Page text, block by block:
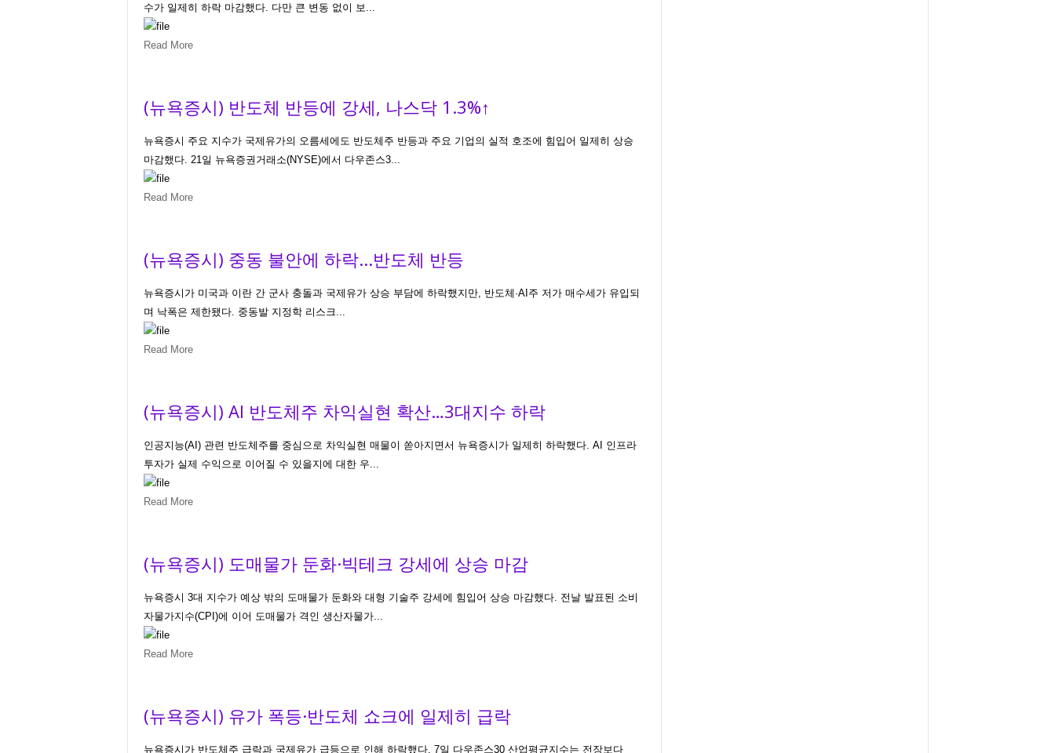
수가 일제히 하락 마감했다. 다만 큰 변동 없이 보...
Read More
(뉴욕증시) 반도체 반등에 강세, 나스닥 1.3%↑
뉴욕증시 주요 지수가 국제유가의 오름세에도 반도체주 반등과 주요 기업의 실적 호조에 힘입어 일제히 상승
마감했다. 21일 뉴욕증권거래소(NYSE)에서 다우존스3...
Read More
(뉴욕증시) 중동 불안에 하락...반도체 반등
뉴욕증시가 미국과 이란 간 군사 충돌과 국제유가 상승 부담에 하락했지만, 반도체·AI주 저가 매수세가 유입되
며 낙폭은 제한됐다. 중동발 지정학 리스크...
Read More
(뉴욕증시) AI 반도체주 차익실현 확산…3대지수 하락
인공지능(AI) 관련 반도체주를 중심으로 차익실현 매물이 쏟아지면서 뉴욕증시가 일제히 하락했다. AI 인프라
투자가 실제 수익으로 이어질 수 있을지에 대한 우...
Read More
(뉴욕증시) 도매물가 둔화·빅테크 강세에 상승 마감
뉴욕증시 3대 지수가 예상 밖의 도매물가 둔화와 대형 기술주 강세에 힘입어 상승 마감했다. 전날 발표된 소비
자물가지수(CPI)에 이어 도매물가 격인 생산자물가...
Read More
(뉴욕증시) 유가 폭등·반도체 쇼크에 일제히 급락
뉴욕증시가 반도체주 급락과 국제유가 급등으로 인해 하락했다. 7일 다우존스30 산업평균지수는 전장보다